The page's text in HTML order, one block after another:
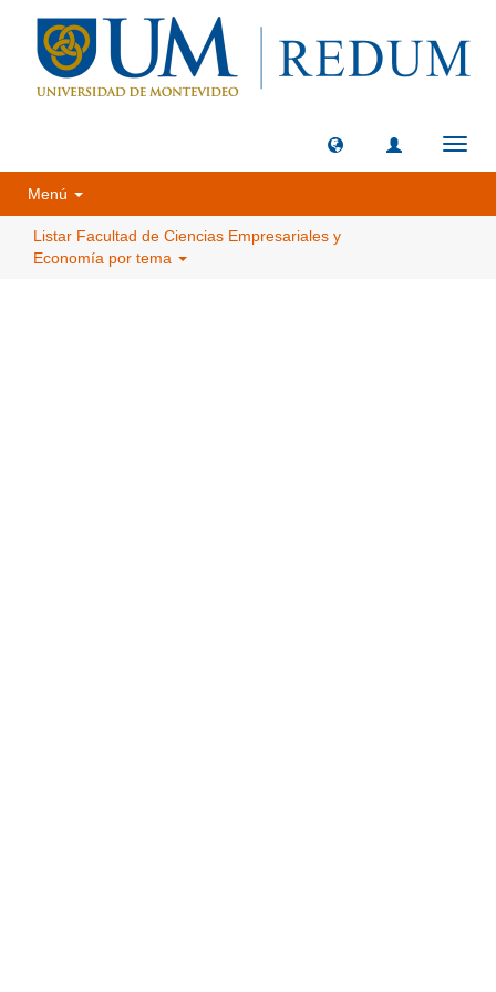
Menú
Listar Facultad de Ciencias Empresariales y
Economía por tema